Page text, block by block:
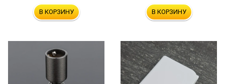
В КОРЗИНУ В КОРЗИНУ